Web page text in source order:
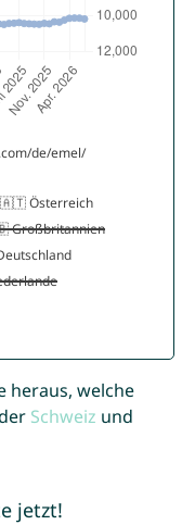
heraus, welche
Schweiz und
jetzt!